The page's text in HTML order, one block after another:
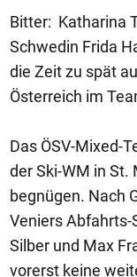
Bitter: Katharina
Schwedin Frida
die Zeit zu spät
Österreich im
Das ÖSV-Mixed-
der Ski-WM in
begnügen. Nach
Veniers Abfahrts-
Silber und Max
vorerst keine